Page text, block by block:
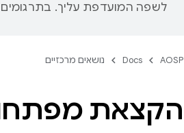
לשפה המועדפת עליך. בתרגומים
AOSP
Docs נושאים מרכזיים
הקצאת